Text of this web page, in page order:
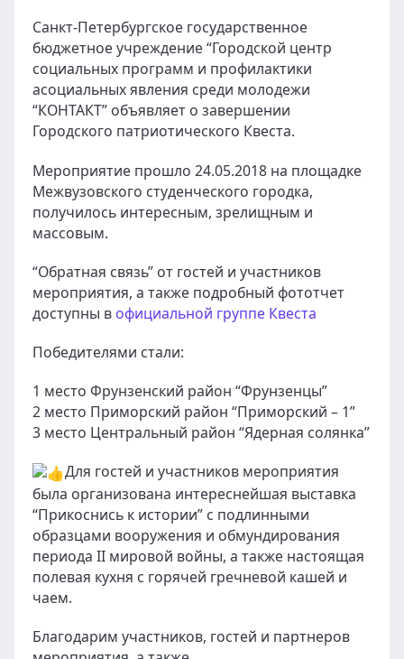
Санкт-Петербургское государственное
бюджетное учреждение “Городской центр
социальных программ и профилактики
асоциальных явления среди молодежи
“КОНТАКТ” объявляет о завершении
Городского патриотического Квеста.
Мероприятие прошло 24.05.2018 на площадке
Межвузовского студенческого городка,
получилось интересным, зрелищным и
массовым.
“Обратная связь” от гостей и участников
мероприятия, а также подробный фототчет
доступны в официальной группе Квеста
Победителями стали:
1 место Фрунзенский район “Фрунзенцы”
2 место Приморский район “Приморский – 1”
3 место Центральный район “Ядерная солянка”
Для гостей и участников мероприятия
была организована интереснейшая выставка
“Прикоснись к истории” с подлинными
образцами вооружения и обмундирования
периода II мировой войны, а также настоящая
полевая кухня с горячей гречневой кашей и
чаем.
Благодарим участников, гостей и партнеров